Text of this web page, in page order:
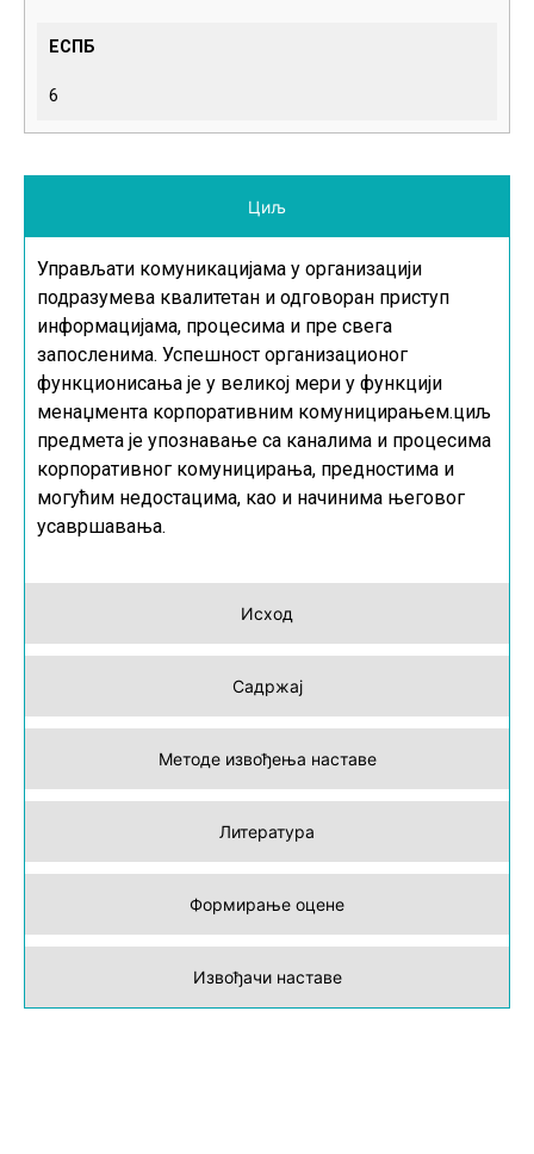
ЕСПБ
6
Циљ
Исход
Садржај
Методе извођења наставе
Литература
Формирање оцене
Извођачи наставе
Управљати комуникацијама у организацији
подразумева квалитетан и одговоран приступ
информацијама, процесима и пре свега
запосленима. Успешност организационог
функционисања је у великој мери у функцији
менаџмента корпоративним комуницирањем.циљ
предмета је упознавање са каналима и процесима
корпоративног комуницирања, предностима и
могућим недостацима, као и начинима његовог
усавршавања.